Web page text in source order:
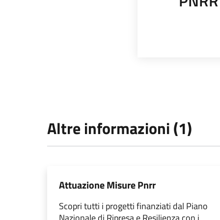
Altre informazioni (1)
Attuazione Misure Pnrr
Scopri tutti i progetti finanziati dal Piano